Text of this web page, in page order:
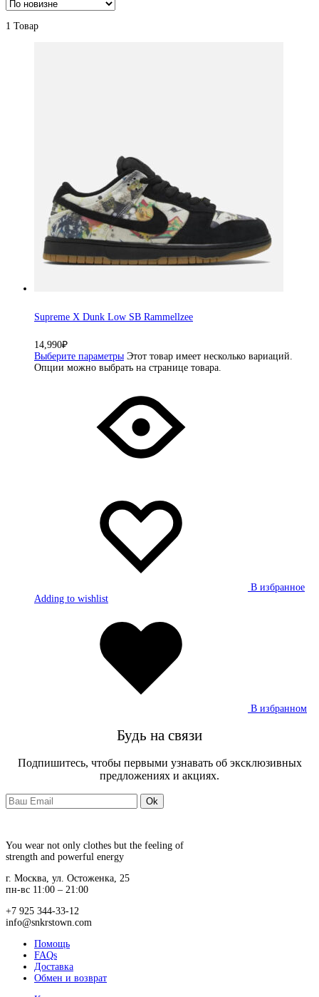
1 Товар
Supreme X Dunk Low SB Rammellzee
14,990₽
Выберите параметры Этот товар имеет несколько вариаций.
Опции можно выбрать на странице товара.
В избранное
Adding to wishlist
В избранном
Будь на связи
Подпишитесь, чтобы первыми узнавать об эксклюзивных
предложениях и акциях.
You wear not only clothes but the feeling of
strength and powerful energy
г. Москва, ул. Остоженка, 25
пн-вс 11:00 – 21:00
+7 925 344-33-12
info@snkrstown.com
Помощь
FAQs
Доставка
Обмен и возврат